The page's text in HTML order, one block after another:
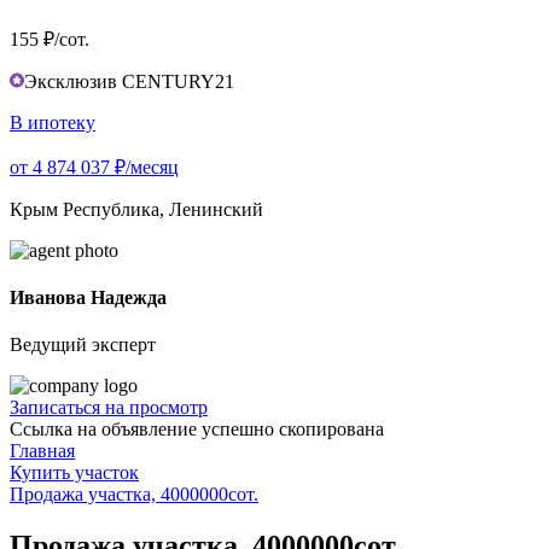
155 ₽/сот.
Эксклюзив CENTURY21
В ипотеку
от 4 874 037 ₽/месяц
Крым Республика, Ленинский
Иванова Надежда
Ведущий эксперт
Записаться на просмотр
Ссылка на объявление успешно скопирована
Главная
Купить участок
Продажа участка, 4000000сот.